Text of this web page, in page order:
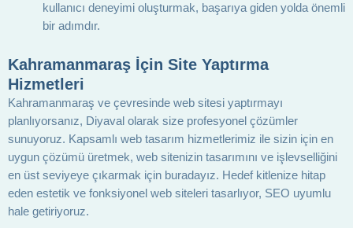
kullanıcı deneyimi oluşturmak, başarıya giden yolda önemli
bir adımdır.
Kahramanmaraş İçin Site Yaptırma
Hizmetleri
Kahramanmaraş ve çevresinde web sitesi yaptırmayı
planlıyorsanız, Diyaval olarak size profesyonel çözümler
sunuyoruz. Kapsamlı web tasarım hizmetlerimiz ile sizin için en
uygun çözümü üretmek, web sitenizin tasarımını ve işlevselliğini
en üst seviyeye çıkarmak için buradayız. Hedef kitlenize hitap
eden estetik ve fonksiyonel web siteleri tasarlıyor, SEO uyumlu
hale getiriyoruz.